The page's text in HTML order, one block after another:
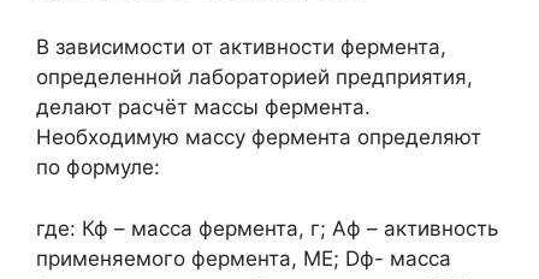
В зависимости от активности фермента,
определенной лабораторией предприятия,
делают расчёт массы фермента.
Необходимую массу фермента определяют
по формуле:
где: Кф – масса фермента, г; Аф – активность
применяемого фермента, МЕ; Dф- масса